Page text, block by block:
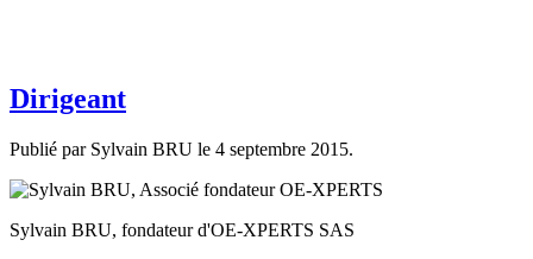
Dirigeant
Publié par Sylvain BRU le 4 septembre 2015.
Sylvain BRU, fondateur d'OE-XPERTS SAS